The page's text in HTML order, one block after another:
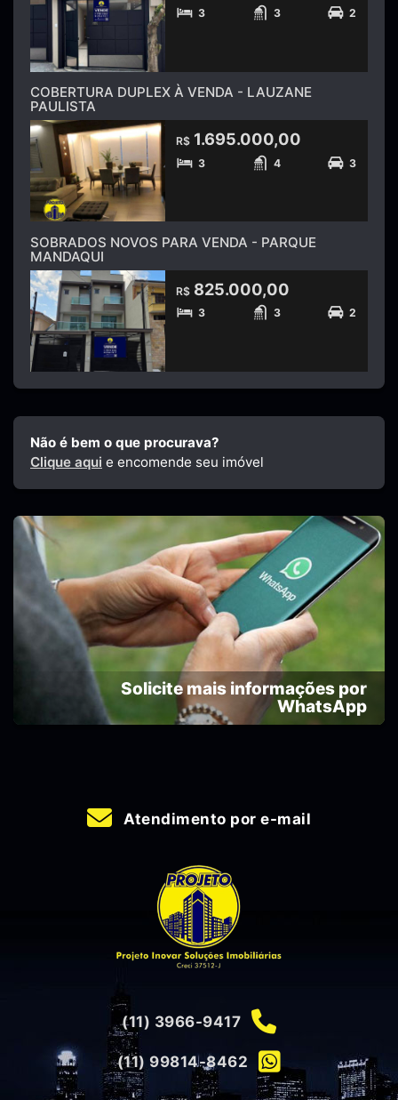
3 3 2
COBERTURA DUPLEX À VENDA - LAUZANE
PAULISTA
R$ 1.695.000,00
3 4 3
SOBRADOS NOVOS PARA VENDA - PARQUE
MANDAQUI
R$ 825.000,00
3 3 2
Não é bem o que procurava?
Clique aqui e encomende seu imóvel
Solicite mais informações por
WhatsApp
Atendimento por e-mail
(11) 3966-9417
(11) 99814-8462